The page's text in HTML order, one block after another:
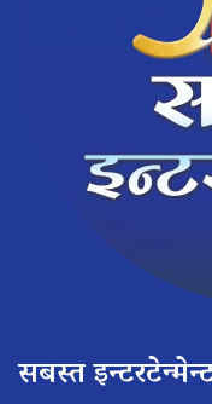
सबस्त